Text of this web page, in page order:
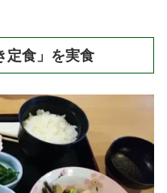
定食」を実食